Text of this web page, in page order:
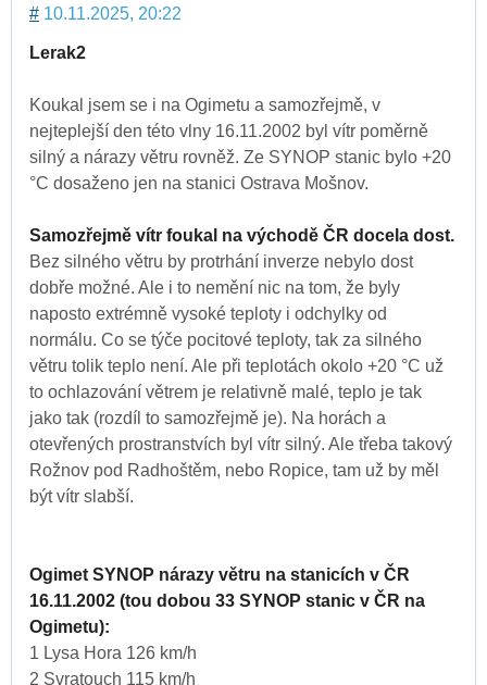
# 10.11.2025, 20:22
Lerak2
Koukal jsem se i na Ogimetu a samozřejmě, v
nejteplejší den této vlny 16.11.2002 byl vítr poměrně
silný a nárazy větru rovněž. Ze SYNOP stanic bylo +20
°C dosaženo jen na stanici Ostrava Mošnov.
Samozřejmě vítr foukal na východě ČR docela dost.
Bez silného větru by protrhání inverze nebylo dost
dobře možné. Ale i to nemění nic na tom, že byly
naposto extrémně vysoké teploty i odchylky od
normálu. Co se týče pocitové teploty, tak za silného
větru tolik teplo není. Ale při teplotách okolo +20 °C už
to ochlazování větrem je relativně malé, teplo je tak
jako tak (rozdíl to samozřejmě je). Na horách a
otevřených prostranstvích byl vítr silný. Ale třeba takový
Rožnov pod Radhoštěm, nebo Ropice, tam už by měl
být vítr slabší.
Ogimet SYNOP nárazy větru na stanicích v ČR
16.11.2002 (tou dobou 33 SYNOP stanic v ČR na
Ogimetu):
1 Lysa Hora 126 km/h
2 Svratouch 115 km/h